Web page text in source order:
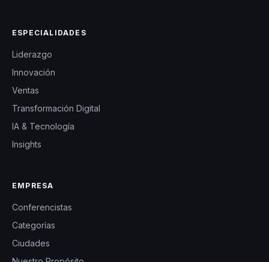
ESPECIALIDADES
Liderazgo
Innovación
Ventas
Transformación Digital
IA & Tecnología
Insights
EMPRESA
Conferencistas
Categorías
Ciudades